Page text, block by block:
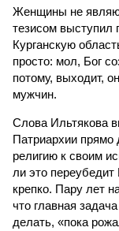
Женщины не
тезисом выступил
Курганскую
просто: мол, Бог
потому, выходит,
мужчин.
Слова Ильтякова
Патриархии прямо
религию к своим
ли это переубедит
крепко. Пару лет
что главная
делать, «пока